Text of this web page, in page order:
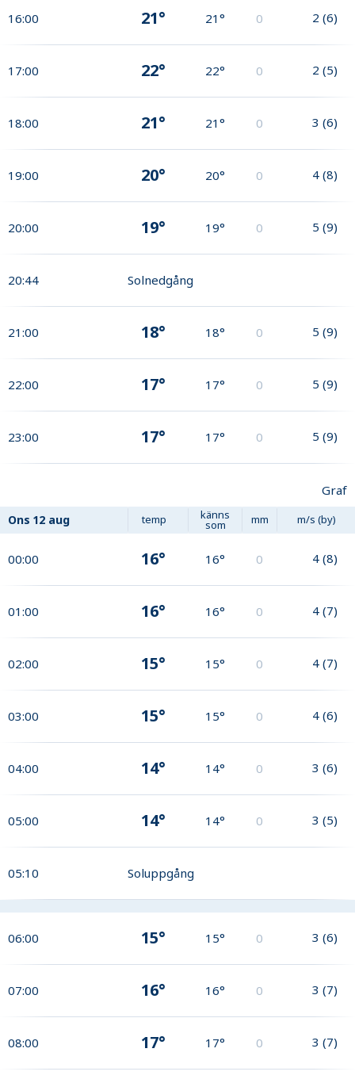
16:00 21° 21° 0 2 (6)
17:00 22° 22° 0 2 (5)
18:00 21° 21° 0 3 (6)
19:00 20° 20° 0 4 (8)
20:00 19° 19° 0 5 (9)
20:44 Solnedgång
21:00 18° 18° 0 5 (9)
22:00 17° 17° 0 5 (9)
23:00 17° 17° 0 5 (9)
Graf
Ons 12 aug temp känns
som mm m/s (by)
00:00 16° 16° 0 4 (8)
01:00 16° 16° 0 4 (7)
02:00 15° 15° 0 4 (7)
03:00 15° 15° 0 4 (6)
04:00 14° 14° 0 3 (6)
05:00 14° 14° 0 3 (5)
05:10 Soluppgång
06:00 15° 15° 0 3 (6)
07:00 16° 16° 0 3 (7)
08:00 17° 17° 0 3 (7)